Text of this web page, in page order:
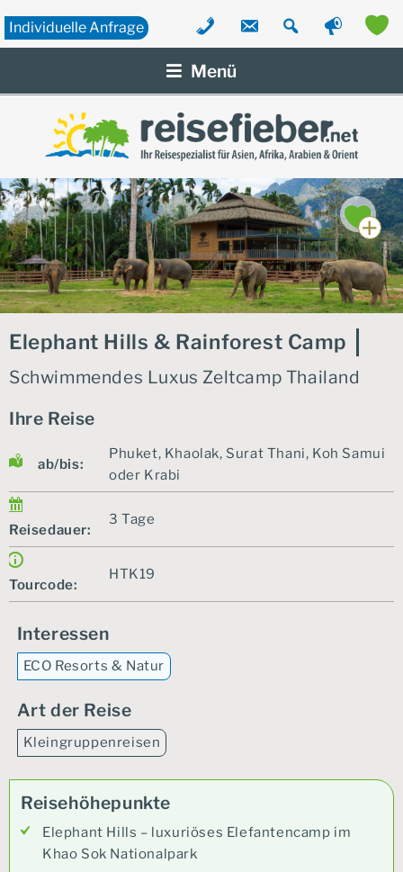
Zum
IndividuelleAnfrage
Menü
Elephant Hills & Rainforest Camp
Schwimmendes Luxus Zeltcamp Thailand
Ihre Reise
ab/bis:
Phuket, Khaolak, Surat Thani, Koh Samui
oder Krabi
Reisedauer:
3 Tage
Tourcode:
HTK19
Interessen
ECO Resorts & Natur
Art der Reise
Kleingruppenreisen
Reisehöhepunkte
Elephant Hills – luxuriöses Elefantencamp im
Khao Sok Nationalpark